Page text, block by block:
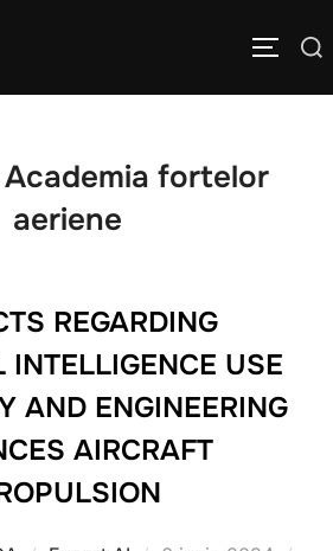
Caută
Academia fortelor
aeriene
REGARDING
INTELLIGENCE USE
AND ENGINEERING
AIRCRAFT